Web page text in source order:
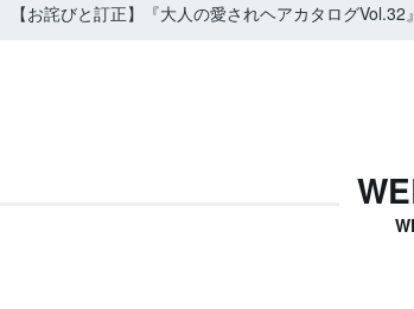
【お詫びと訂正】『大人の愛されヘアカタログVol.32』